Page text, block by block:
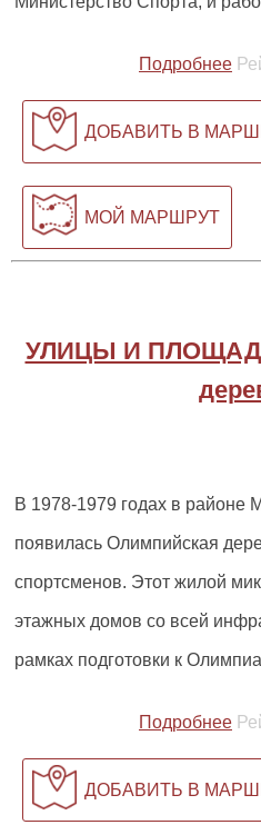
Подробнее
ДОБАВИТЬ В
МОЙ МАРШРУТ
УЛИЦЫ И
В 1978-1979 годах в районе
появилась Олимпийская
спортсменов. Этот жилой
этажных домов со всей
рамках подготовки к
Подробнее
ДОБАВИТЬ В